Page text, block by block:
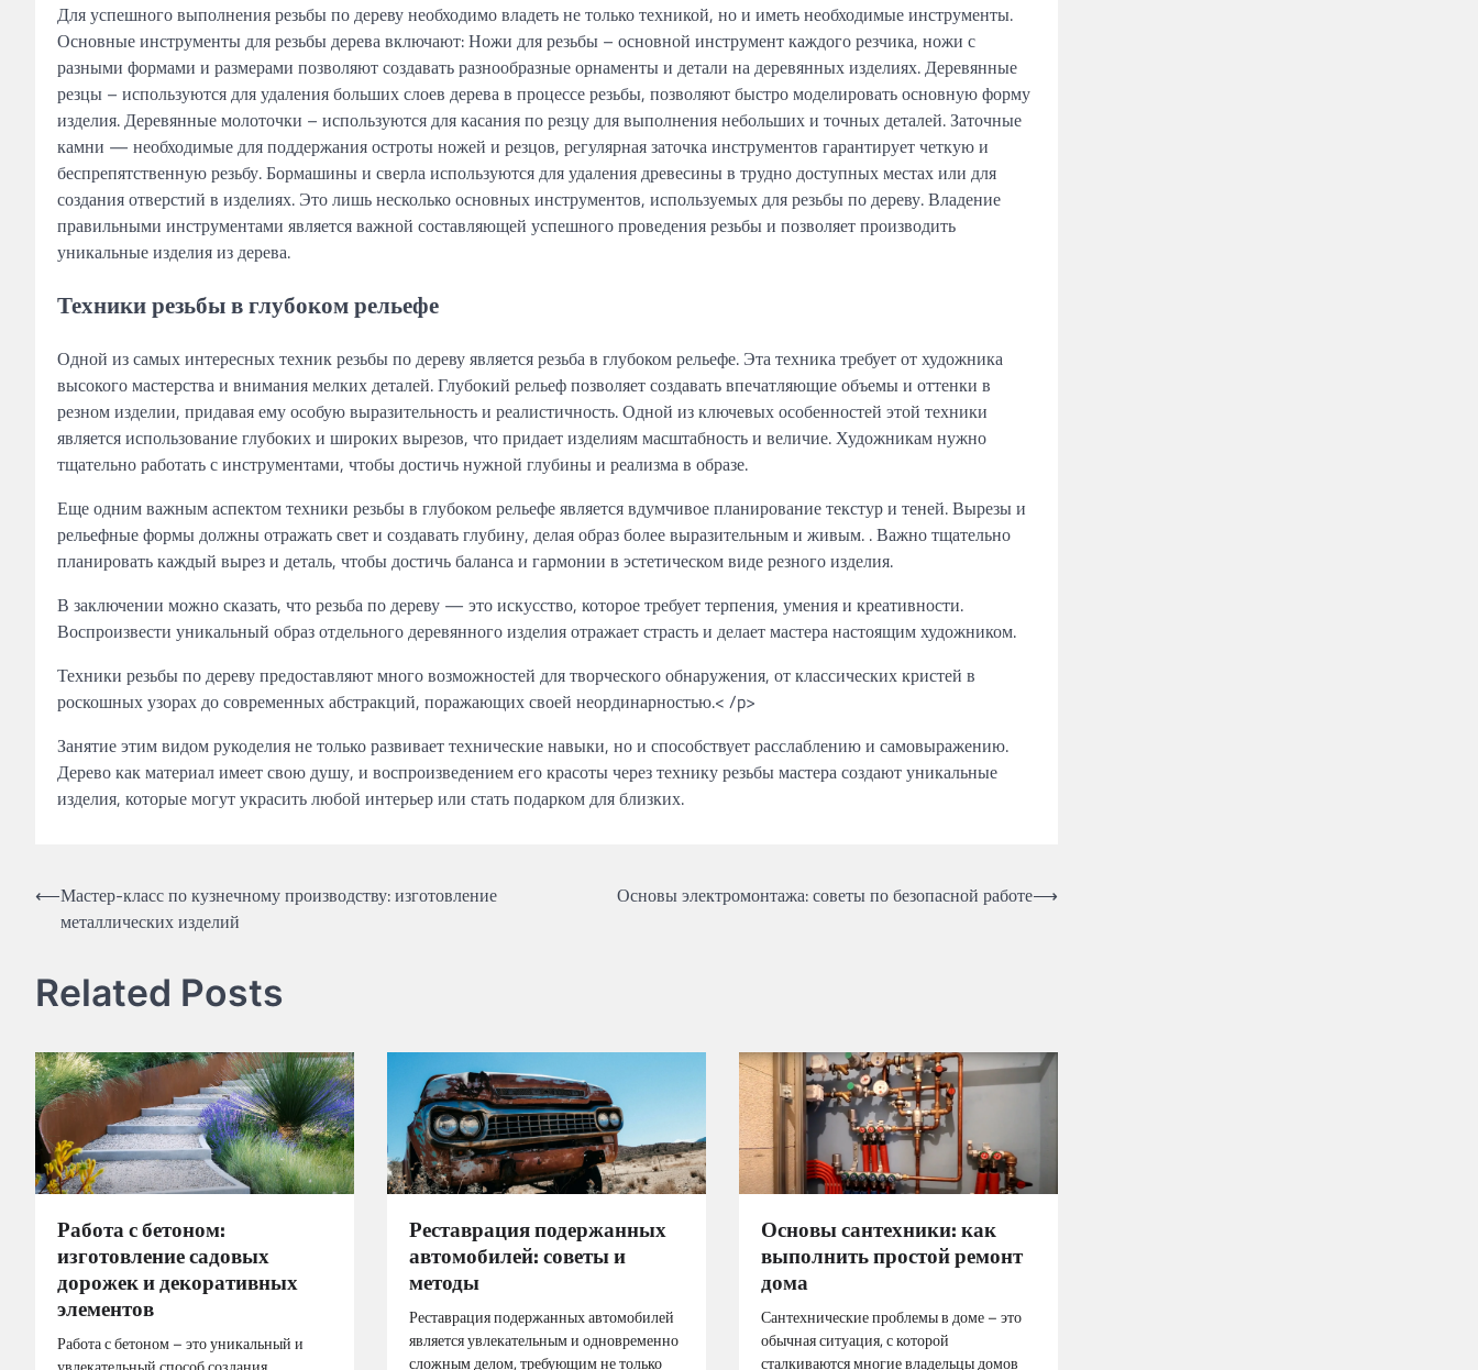
Для успешного выполнения резьбы по дереву необходимо владеть не только техникой, но и иметь необходимые инструменты.
Основные инструменты для резьбы дерева включают: Ножи для резьбы – основной инструмент каждого резчика, ножи с
разными формами и размерами позволяют создавать разнообразные орнаменты и детали на деревянных изделиях. Деревянные
резцы – используются для удаления больших слоев дерева в процессе резьбы, позволяют быстро моделировать основную форму
изделия. Деревянные молоточки – используются для касания по резцу для выполнения небольших и точных деталей. Заточные
камни — необходимые для поддержания остроты ножей и резцов, регулярная заточка инструментов гарантирует четкую и
беспрепятственную резьбу. Бормашины и сверла используются для удаления древесины в трудно доступных местах или для
создания отверстий в изделиях. Это лишь несколько основных инструментов, используемых для резьбы по дереву. Владение
правильными инструментами является важной составляющей успешного проведения резьбы и позволяет производить
уникальные изделия из дерева.
Техники резьбы в глубоком рельефе
Одной из самых интересных техник резьбы по дереву является резьба в глубоком рельефе. Эта техника требует от художника
высокого мастерства и внимания мелких деталей. Глубокий рельеф позволяет создавать впечатляющие объемы и оттенки в
резном изделии, придавая ему особую выразительность и реалистичность. Одной из ключевых особенностей этой техники
является использование глубоких и широких вырезов, что придает изделиям масштабность и величие. Художникам нужно
тщательно работать с инструментами, чтобы достичь нужной глубины и реализма в образе.
Еще одним важным аспектом техники резьбы в глубоком рельефе является вдумчивое планирование текстур и теней. Вырезы и
рельефные формы должны отражать свет и создавать глубину, делая образ более выразительным и живым. . Важно тщательно
планировать каждый вырез и деталь, чтобы достичь баланса и гармонии в эстетическом виде резного изделия.
В заключении можно сказать, что резьба по дереву — это искусство, которое требует терпения, умения и креативности.
Воспроизвести уникальный образ отдельного деревянного изделия отражает страсть и делает мастера настоящим художником.
Техники резьбы по дереву предоставляют много возможностей для творческого обнаружения, от классических кристей в
роскошных узорах до современных абстракций, поражающих своей неординарностью.< /p>
Занятие этим видом рукоделия не только развивает технические навыки, но и способствует расслаблению и самовыражению.
Дерево как материал имеет свою душу, и воспроизведением его красоты через технику резьбы мастера создают уникальные
изделия, которые могут украсить любой интерьер или стать подарком для близких.
Навигация
⟵Мастер-класс по кузнечному производству: изготовление
металлических изделий
Основы электромонтажа: советы по безопасной работе⟶
Related Posts
Работа с бетоном:
изготовление садовых
дорожек и декоративных
элементов
Работа с бетоном – это уникальный и
Реставрация подержанных
автомобилей: советы и
методы
Реставрация подержанных автомобилей
является увлекательным и одновременно
сложным делом, требующим не только
Основы сантехники: как
выполнить простой ремонт
дома
Сантехнические проблемы в доме – это
обычная ситуация, с которой
сталкиваются многие владельцы домов